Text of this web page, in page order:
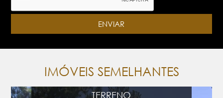
IMÓVEIS SEMELHANTES
TERRENO